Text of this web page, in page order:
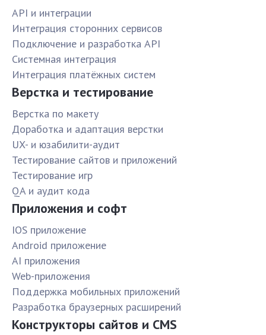
API и интеграции
Интеграция сторонних сервисов
Подключение и разработка API
Системная интеграция
Интеграция платёжных систем
Верстка и тестирование
Верстка по макету
Доработка и адаптация верстки
UX- и юзабилити-аудит
Тестирование сайтов и приложений
Тестирование игр
QA и аудит кода
Приложения и софт
IOS приложение
Android приложение
AI приложения
Web-приложения
Поддержка мобильных приложений
Разработка браузерных расширений
Конструкторы сайтов и CMS